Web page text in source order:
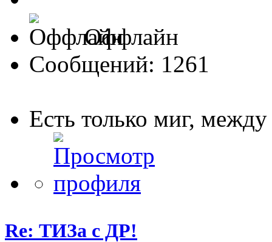
Оффлайн
Сообщений: 1261
Есть только миг,
Re: ТИЗа с ДР!